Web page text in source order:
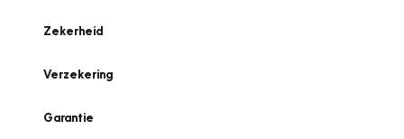
Zekerheid
Verzekering
Garantie